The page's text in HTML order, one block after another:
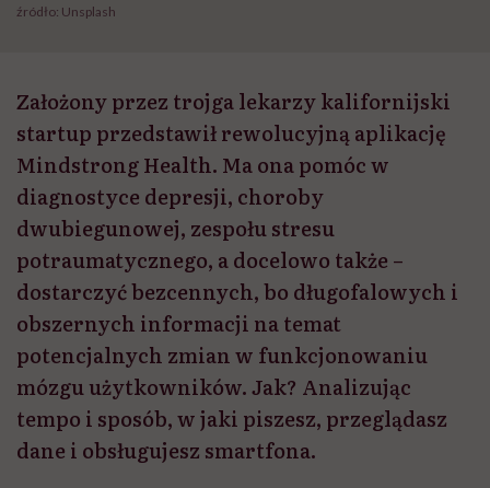
źródło: Unsplash
Założony przez trojga lekarzy kalifornijski
startup przedstawił rewolucyjną aplikację
Mindstrong Health. Ma ona pomóc w
diagnostyce depresji, choroby
dwubiegunowej, zespołu stresu
potraumatycznego, a docelowo także –
dostarczyć bezcennych, bo długofalowych i
obszernych informacji na temat
potencjalnych zmian w funkcjonowaniu
mózgu użytkowników. Jak? Analizując
tempo i sposób, w jaki piszesz, przeglądasz
dane i obsługujesz smartfona.